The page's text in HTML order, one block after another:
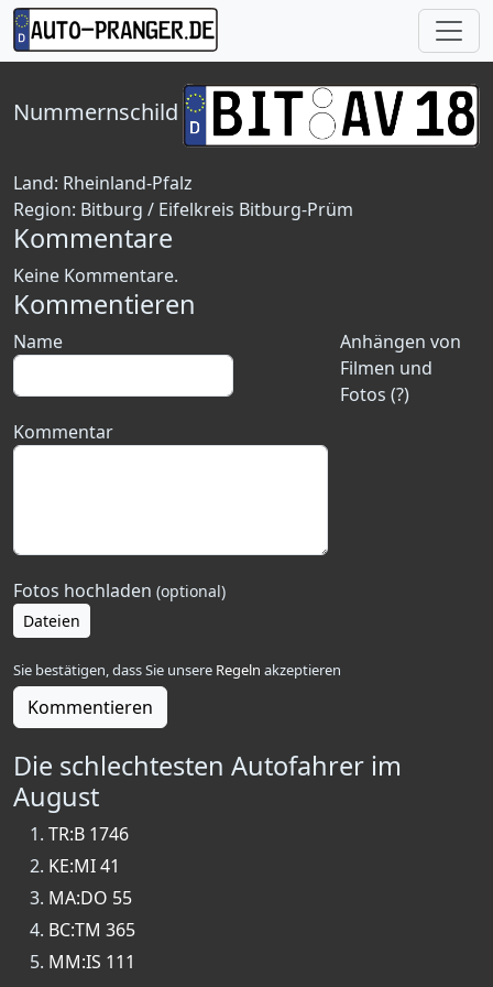
Nummernschild
Land: Rheinland-Pfalz
Region: Bitburg / Eifelkreis Bitburg-Prüm
Kommentare
Keine Kommentare.
Kommentieren
Anhängen von
Filmen und
Fotos (?)
Name
Kommentar
Fotos hochladen (optional)
Dateien
Sie bestätigen, dass Sie unsere Regeln akzeptieren
Kommentieren
Die schlechtesten Autofahrer im
August
TR:B 1746
KE:MI 41
MA:DO 55
BC:TM 365
MM:IS 111